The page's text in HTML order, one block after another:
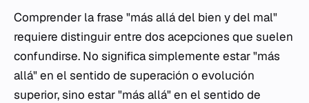
Comprender la frase "más allá del bien y del mal"
requiere distinguir entre dos acepciones que suelen
confundirse. No significa simplemente estar "más
allá" en el sentido de superación o evolución
superior, sino estar "más allá" en el sentido de